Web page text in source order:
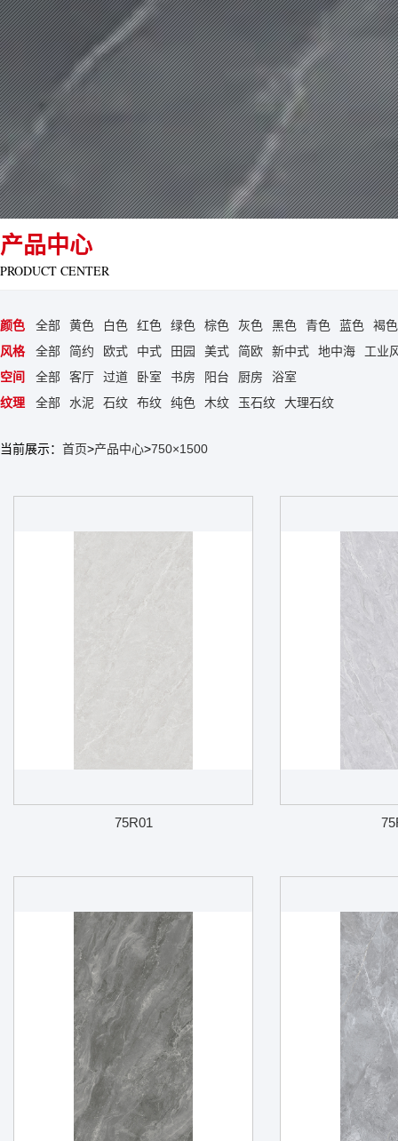
产品中心
PRODUCT CENTER
颜色 全部 黄色 白色 红色 绿色 棕色 灰色 黑色 青色 蓝色
褐色
风格
全部 简约 欧式 中式 田园 美式 简欧 新中式 地中海
工业
空间
全部 客厅 过道 卧室 书房 阳台 厨房
浴室
纹理
全部 水泥 石纹 布纹 纯色 木纹 玉石纹 大理石纹
当前展示： 首页>产品中心>750×1500
75R01